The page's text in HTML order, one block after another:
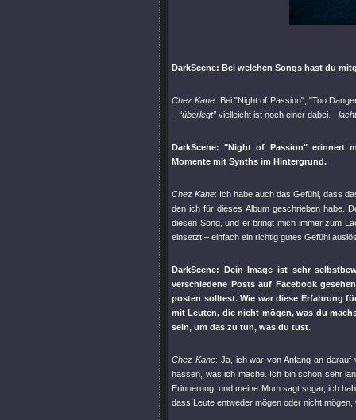
DarkScene: Bei welchen Songs hast du
Chez Kane: Bei "Night of Passion", "Too
– “überlegt” vielleicht ist noch einer dabei. - lacht
DarkScene:"Night of Passion"erinnert
Momente mit Synths im Hintergrund.
Chez Kane: Ich habe auch das Gefühl, dass
den ich für dieses Album geschrieben habe.
diesen Song, und er bringt mich immer zum
einsetzt – einfach ein richtig gutes Gefühl
DarkScene: Dein Image ist sehr
verschiedene Posts auf Facebook
posten solltest. Wie war diese Erfahrung
mit Leuten, die nicht mögen, was du
sein, um das zu tun, was du tust.
Chez Kane: Ja, ich war von Anfang an darauf
hassen, was ich mache. Ich bin schon sehr
Erinnerung, und meine Mum sagt sogar, ich
dass Leute entweder mögen oder nicht mögen,